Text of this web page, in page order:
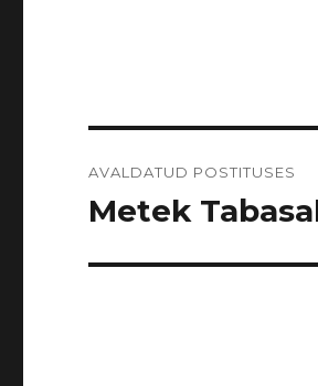
AVALDATUD POSTITUSES
Metek